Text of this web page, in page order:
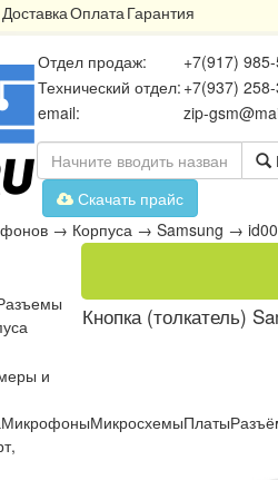
ДоставкаОплатаГарантия
Отдел продаж:
+7(917)
Технический отдел: +7(937)
email:
zip-
Скачать прайс
→ Корпуса → Samsung →
и
МикрофоныМикросхемыПлаты
Кнопка (толкатель)